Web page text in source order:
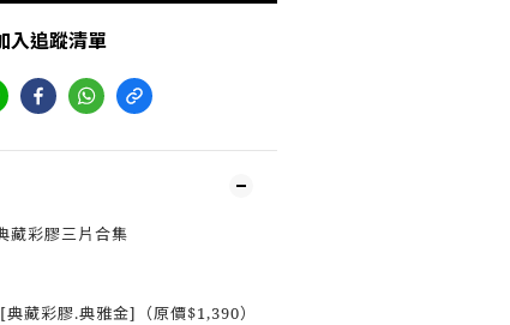
入追蹤清單
藏彩膠三片合集
藏彩膠.典雅金]（原價$1,390）